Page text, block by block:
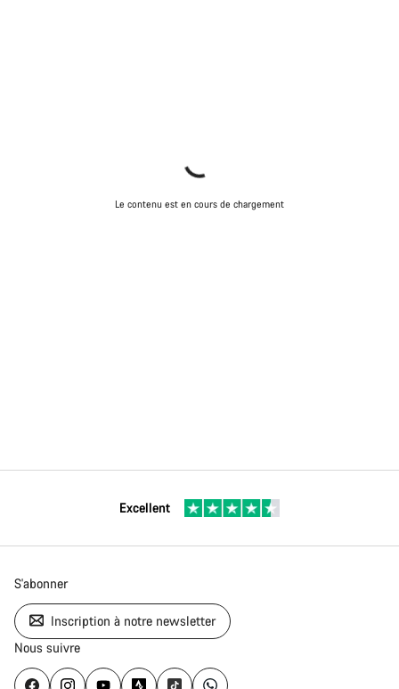
Le contenu est en cours de chargement
Excellent
S'abonner
Inscription à notre newsletter
Nous suivre